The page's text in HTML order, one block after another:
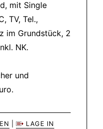
mit Single
TV, Tel.,
im Grundstück, 2
NK.
und
|
LAGE IN